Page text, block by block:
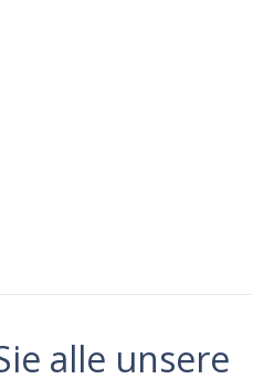
alle unsere